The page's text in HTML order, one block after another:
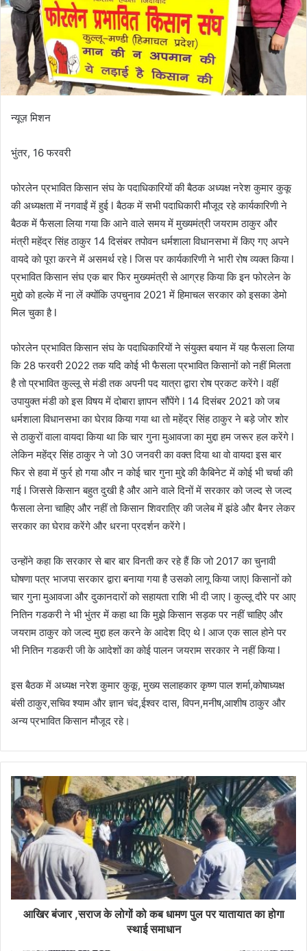
न्यूज़ मिशन
भुंतर, 16 फरवरी
फोरलेन प्रभावित किसान संघ के पदाधिकारियों की बैठक अध्यक्ष नरेश कुमार कुकू
की अध्यक्षता में नगवाईं में हुई l बैठक में सभी पदाधिकारी मौजूद रहे कार्यकारिणी ने
बैठक में फैसला लिया गया कि आने वाले समय में मुख्यमंत्री जयराम ठाकुर और
मंत्री महेंद्र सिंह ठाकुर 14 दिसंबर तपोवन धर्मशाला विधानसभा में किए गए अपने
वायदे को पूरा करने में असमर्थ रहे l जिस पर कार्यकारिणी ने भारी रोष व्यक्त किया l
प्रभावित किसान संघ एक बार फिर मुख्यमंत्री से आग्रह किया कि इन फोरलेन के
मुद्दो को हल्के में ना लें क्योंकि उपचुनाव 2021 में हिमाचल सरकार को इसका डेमो
मिल चुका है l
फोरलेन प्रभावित किसान संघ के पदाधिकारियों ने संयुक्त बयान में यह फैसला लिया
कि 28 फरवरी 2022 तक यदि कोई भी फैसला प्रभावित किसानों को नहीं मिलता
है तो प्रभावित कुल्लू से मंडी तक अपनी पद यात्रा द्वारा रोष प्रकट करेंगे l वहीं
उपायुक्त मंडी को इस विषय में दोबारा ज्ञापन सौंपेंगे l 14 दिसंबर 2021 को जब
धर्मशाला विधानसभा का घेराव किया गया था तो महेंद्र सिंह ठाकुर ने बड़े जोर शोर
से ठाकुरों वाला वायदा किया था कि चार गुना मुआवजा का मुद्दा हम जरूर हल करेंगे l
लेकिन महेंद्र सिंह ठाकुर ने जो 30 जनवरी का वक्त दिया था वो वायदा इस बार
फिर से हवा में फुर्र हो गया और न कोई चार गुना मुद्दे की कैबिनेट में कोई भी चर्चा की
गई l जिससे किसान बहुत दुखी है और आने वाले दिनों में सरकार को जल्द से जल्द
फैसला लेना चाहिए और नहीं तो किसान शिवरात्रि की जलेब में झंडे और बैनर लेकर
सरकार का घेराव करेंगे और धरना प्रदर्शन करेंगे l
उन्होंने कहा कि सरकार से बार बार विनती कर रहे हैं कि जो 2017 का चुनावी
घोषणा पत्र भाजपा सरकार द्वारा बनाया गया है उसको लागू किया जाएl किसानों को
चार गुना मुआवजा और दुकानदारों को सहायता राशि भी दी जाए l कुल्लू दौरे पर आए
नितिन गडकरी ने भी भुंतर में कहा था कि मुझे किसान सड़क पर नहीं चाहिए और
जयराम ठाकुर को जल्द मुद्दा हल करने के आदेश दिए थे l आज एक साल होने पर
भी नितिन गडकरी जी के आदेशों का कोई पालन जयराम सरकार ने नहीं किया l
इस बैठक में अध्यक्ष नरेश कुमार कुकू, मुख्य सलाहकार कृष्ण पाल शर्मा,कोषाध्यक्ष
बंसी ठाकुर,सचिव श्याम और ज्ञान चंद,ईश्वर दास, विपन,मनीष,आशीष ठाकुर और
अन्य प्रभावित किसान मौजूद रहे।
आखिर बंजार ,सराज के लोगों को कब धामण पुल पर यातायात का होगा
स्थाई समाधान